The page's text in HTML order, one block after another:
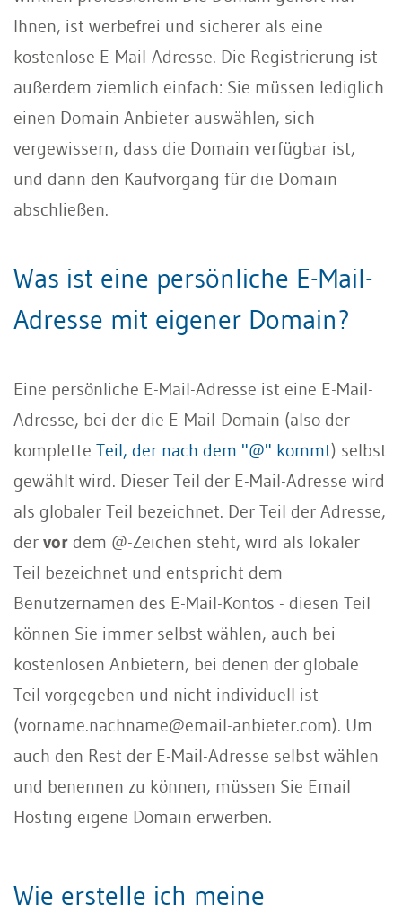
Ihnen, ist werbefrei und sicherer als eine
kostenlose E-Mail-Adresse. Die Registrierung ist
außerdem ziemlich einfach: Sie müssen lediglich
einen Domain Anbieter auswählen, sich
vergewissern, dass die Domain verfügbar ist,
und dann den Kaufvorgang für die Domain
abschließen.
Was ist eine persönliche E-Mail-
Adresse mit eigener Domain?
Eine persönliche E-Mail-Adresse ist eine E-Mail-
Adresse, bei der die E-Mail-Domain (also der
komplette Teil, der nach dem "@" kommt) selbst
gewählt wird. Dieser Teil der E-Mail-Adresse wird
als globaler Teil bezeichnet. Der Teil der Adresse,
der vor dem @-Zeichen steht, wird als lokaler
Teil bezeichnet und entspricht dem
Benutzernamen des E-Mail-Kontos - diesen Teil
können Sie immer selbst wählen, auch bei
kostenlosen Anbietern, bei denen der globale
Teil vorgegeben und nicht individuell ist
(vorname.nachname@email-anbieter.com). Um
auch den Rest der E-Mail-Adresse selbst wählen
und benennen zu können, müssen Sie Email
Hosting eigene Domain erwerben.
Wie erstelle ich meine